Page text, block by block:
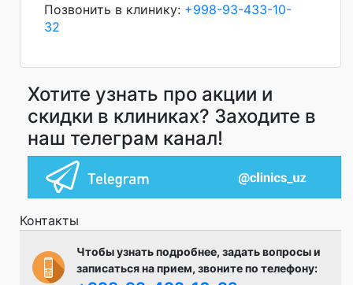
Позвонить в клинику: +998-93-433-10-
32
Хотите узнать про акции и
скидки в клиниках? Заходите в
наш телеграм канал!
Контакты
Чтобы узнать подробнее, задать вопросы и
записаться на прием, звоните по телефону: